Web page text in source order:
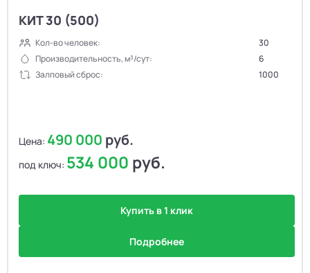
КИТ 30 (500)
Кол-во человек:
30
Производительность, м³/сут:
6
Залповый сброс:
1000
Цена: 490 000 руб.
под ключ: 534 000 руб.
Купить в 1 клик
Подробнее